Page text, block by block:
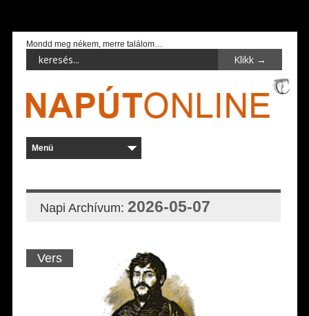
Mondd meg nékem, merre találom…
Napi Archívum: 2026-05-07
Vers